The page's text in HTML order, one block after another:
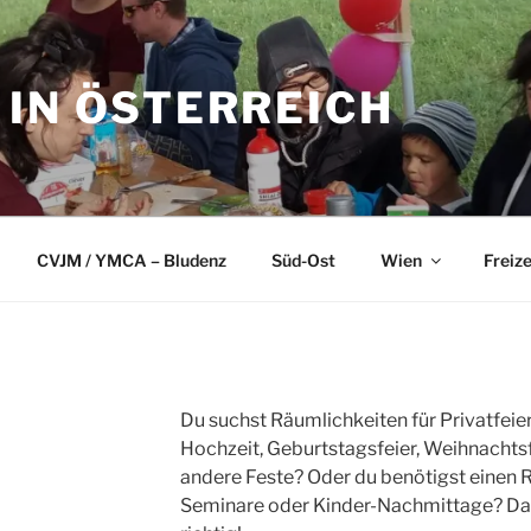
IN ÖSTERREICH
CVJM / YMCA – Bludenz Süd-Ost Wien
Du suchst Räumlichkeiten für
Hochzeit, Geburtstagsfeier,
andere Feste? Oder du benötigst einen
Seminare oder Kinder-Nachmittage?